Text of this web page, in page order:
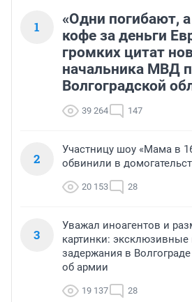
1
«Одни погибают,
кофе за деньги
громких цитат
начальника МВД
Волгоградской
39 264 147
2
Участницу шоу «Мама в
обвинили в
20 153 28
3
Уважал иноагентов и
картинки: эксклюзивные
задержания в
об армии
19 137 28